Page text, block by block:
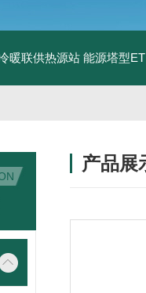
暖联供热源站 能源塔型
产品展